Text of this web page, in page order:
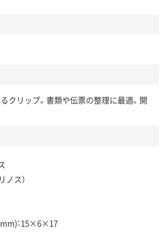
クリップ。書類や伝票の整理に最適。開
ノス）
：15×6×17